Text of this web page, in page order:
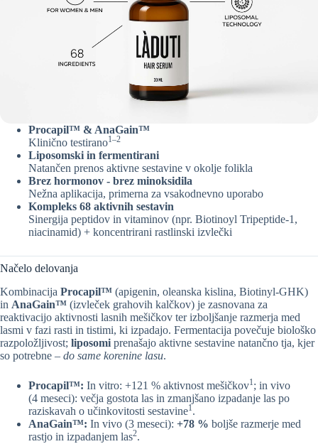
Procapil™ & AnaGain™
Klinično testirano1–2
Liposomski in fermentirani
Natančen prenos aktivne sestavine v okolje folikla
Brez hormonov - brez minoksidila
Nežna aplikacija, primerna za vsakodnevno uporabo
Kompleks 68 aktivnih sestavin
Sinergija peptidov in vitaminov (npr. Biotinoyl Tripeptide-1,
niacinamid) + koncentrirani rastlinski izvlečki
Načelo delovanja
Kombinacija Procapil™ (apigenin, oleanska kislina, Biotinyl-GHK)
in AnaGain™ (izvleček grahovih kalčkov) je zasnovana za
reaktivacijo aktivnosti lasnih mešičkov ter izboljšanje razmerja med
lasmi v fazi rasti in tistimi, ki izpadajo. Fermentacija povečuje biološko
razpoložljivost; liposomi prenašajo aktivne sestavine natančno tja, kjer
so potrebne – do same korenine lasu.
Procapil™: In vitro: +121 % aktivnost mešičkov1; in vivo
(4 meseci): večja gostota las in zmanjšano izpadanje las po
raziskavah o učinkovitosti sestavine1.
AnaGain™: In vivo (3 meseci): +78 % boljše razmerje med
rastjo in izpadanjem las2.